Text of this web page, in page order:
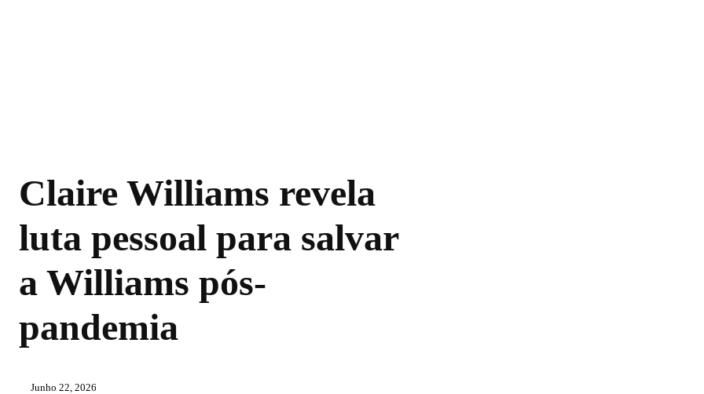
Claire Williams revela
luta pessoal para salvar
a Williams pós-
pandemia
Junho 22, 2026